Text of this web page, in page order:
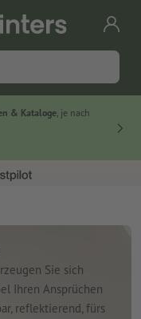
& Kataloge, je nach
Sie sich
Ihren Ansprüchen
reflektierend, fürs